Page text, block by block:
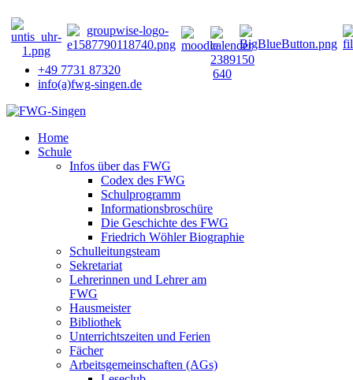
+49 7731 87320
info(a)fwg-singen.de
Home
Schule
Infos über das FWG
Codex des FWG
Schulprogramm
Informationsbroschüre
Die Geschichte des FWG
Friedrich Wöhler Biographie
Schulleitungsteam
Sekretariat
Lehrerinnen und Lehrer am
FWG
Hausmeister
Bibliothek
Unterrichtszeiten und Ferien
Fächer
Arbeitsgemeinschaften (AGs)